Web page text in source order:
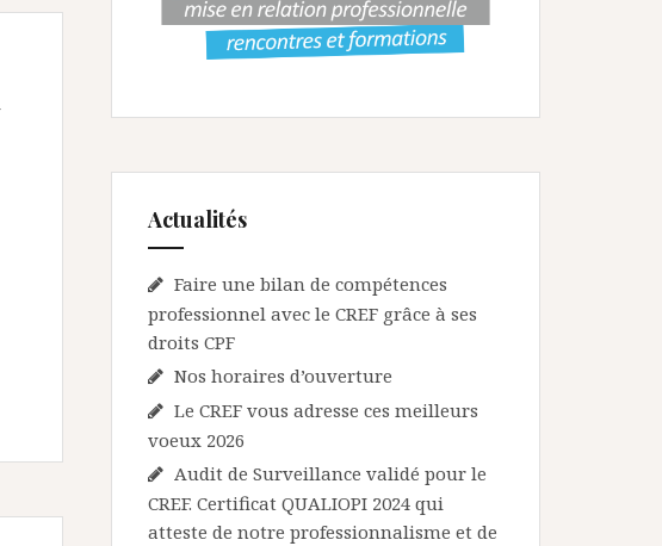
Actualités
Faire une bilan de compétences
professionnel avec le CREF grâce à ses
droits CPF
Nos horaires d’ouverture
Le CREF vous adresse ces meilleurs
voeux 2026
Audit de Surveillance validé pour le
CREF. Certificat QUALIOPI 2024 qui
atteste de notre professionnalisme et de